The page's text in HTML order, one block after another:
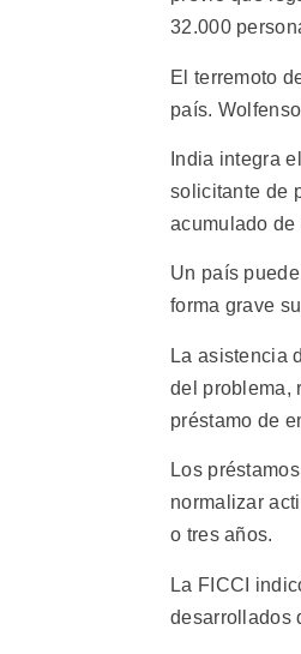
32.000
El terremoto
país.
India integra
solicitante de
acumulado
Un país
forma grave
La asistencia
del problema,
préstamo de
Los
normalizar
o tres años.
La FICCI
desarrollados